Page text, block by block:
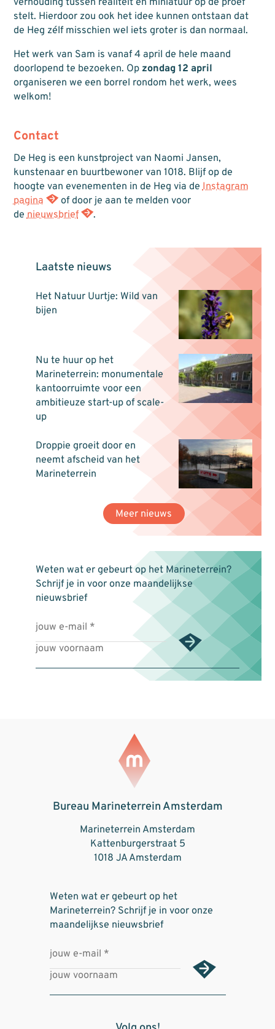
stelt. Hierdoor zou ook het idee kunnen ontstaan dat
de Heg zélf misschien wel iets groter is dan normaal.
Het werk van Sam is vanaf 4 april de hele maand
doorlopend te bezoeken. Op zondag 12 april
organiseren we een borrel rondom het werk, wees
welkom!
Contact
De Heg is een kunstproject van Naomi Jansen,
kunstenaar en buurtbewoner van 1018. Blijf op de
hoogte van evenementen in de Heg via deInstagram
pagina
of door je aan te melden voor
denieuwsbrief .
Laatste nieuws
Het Natuur Uurtje: Wild van
bijen
Nu te huur op het
Marineterrein: monumentale
kantoorruimte voor een
ambitieuze start-up of scale-
up
Droppie groeit door en
neemt afscheid van het
Marineterrein
Meer nieuws
Weten wat er gebeurt op het Marineterrein?
Schrijf je in voor onze maandelijkse
nieuwsbrief
Bureau Marineterrein Amsterdam
Marineterrein Amsterdam
Kattenburgerstraat 5
1018 JA Amsterdam
Weten wat er gebeurt op het
Marineterrein? Schrijf je in voor onze
maandelijkse nieuwsbrief